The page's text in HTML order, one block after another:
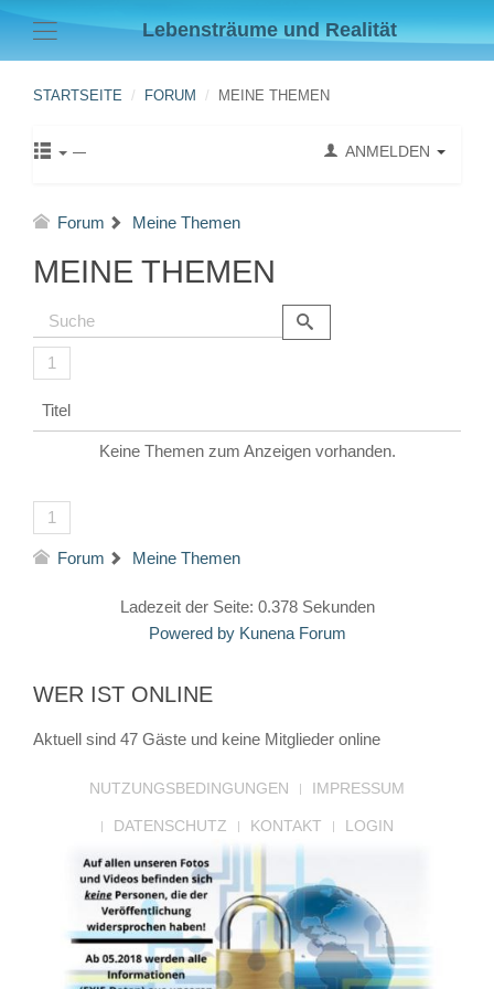
Lebensträume und Realität
STARTSEITE FORUM MEINE THEMEN
ANMELDEN
Forum Meine Themen
MEINE THEMEN
1
Titel
Keine Themen zum Anzeigen vorhanden.
1
Forum Meine Themen
Ladezeit der Seite: 0.378 Sekunden
Powered by Kunena Forum
WER IST ONLINE
Aktuell sind 47 Gäste und keine Mitglieder online
NUTZUNGSBEDINGUNGEN IMPRESSUM
DATENSCHUTZ KONTAKT LOGIN